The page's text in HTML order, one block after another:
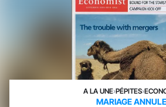
A LA UNE›PÉPITES›
MARIAGE ANNULE